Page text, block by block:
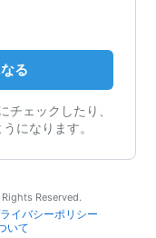
る
チェックしたり、
になります。
Reserved.
イバシーポリシー
いて